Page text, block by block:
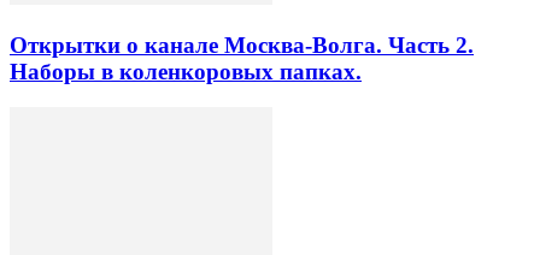
Открытки о канале Москва-Волга. Часть 2.
Наборы в коленкоровых папках.